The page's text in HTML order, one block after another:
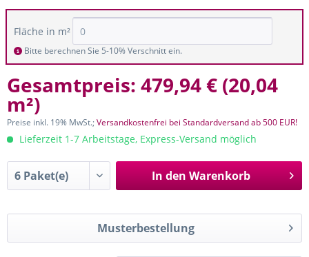
Fläche in m²
Bitte berechnen Sie 5-10% Verschnitt ein.
Gesamtpreis: 479,94 € (20,04
m²)
Preise inkl. 19% MwSt.;Versandkostenfrei bei Standardversand ab 500 EUR!
Lieferzeit 1-7 Arbeitstage, Express-Versand möglich
In den Warenkorb
Musterbestellung